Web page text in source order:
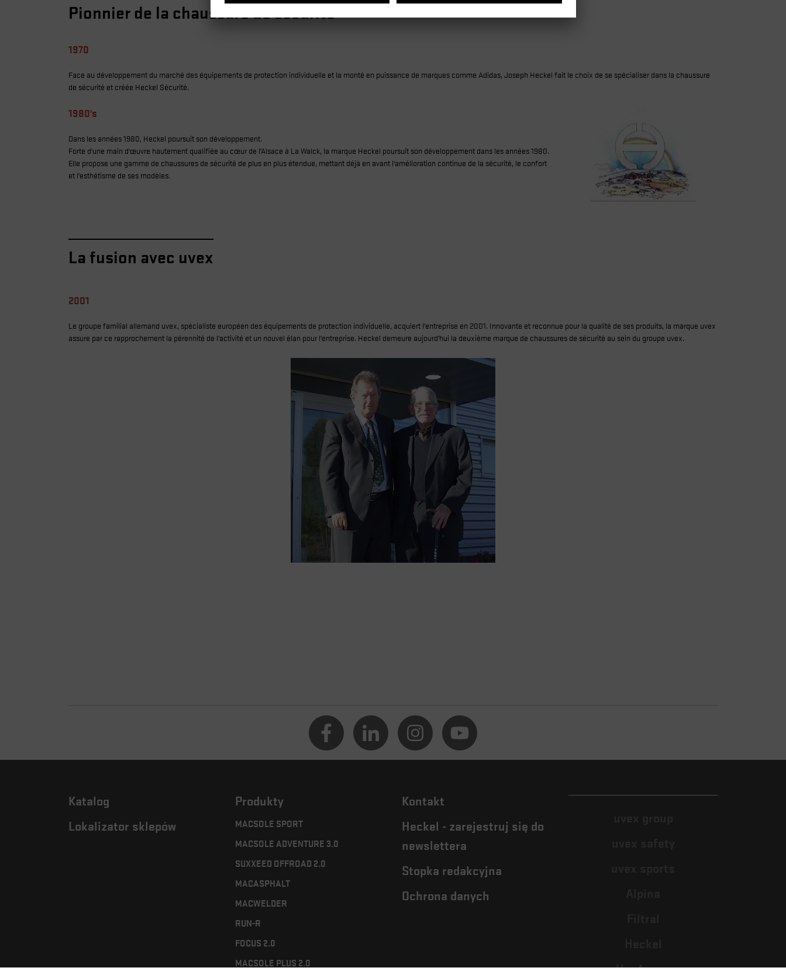
Pionnier de la chaussure de sécurité
1970
Face au développement du marché des équipements de protection individuelle et la monté en puissance de marques comme Adidas, Joseph Heckel fait le choix de se spécialiser dans la chaussure
de sécurité et créée Heckel Sécurité.
1980's
Dans les années 1980, Heckel poursuit son développement.
Forte d'une main d'œuvre hautement qualifiée au cœur de l’Alsace à La Walck, la marque Heckel poursuit son développement dans les années 1980.
Elle propose une gamme de chaussures de sécurité de plus en plus étendue, mettant déjà en avant l'amélioration continue de la sécurité, le confort
et l'esthétisme de ses modèles.
La fusion avec uvex
2001
Le groupe familial allemand uvex, spécialiste européen des équipements de protection individuelle, acquiert l’entreprise en 2001. Innovante et reconnue pour la qualité de ses produits, la marque uvex
assure par ce rapprochement la pérennité de l’activité et un nouvel élan pour l’entreprise. Heckel demeure aujourd’hui la deuxième marque de chaussures de sécurité au sein du groupe uvex.
Katalog
Lokalizator sklepów
Produkty
MACSOLE SPORT
MACSOLE ADVENTURE 3.0
SUXXEED OFFROAD 2.0
MACASPHALT
MACWELDER
RUN-R
FOCUS 2.0
MACSOLE PLUS 2.0
Kontakt
Heckel - zarejestruj się do
newslettera
Stopka redakcyjna
Ochrona danych
HexArmor